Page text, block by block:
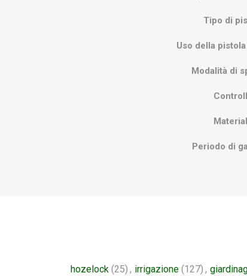
Tipo di
Uso della
Modalità di
Periodo di
hozelock (25) , irrigazione (127) ,